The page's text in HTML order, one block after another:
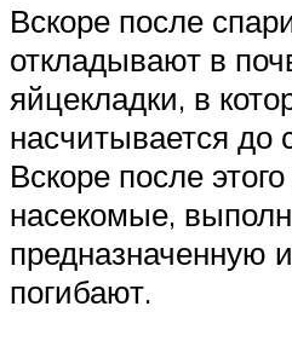
Вскоре после
откладывают в
яйцекладки, в
насчитывается до
Вскоре после
насекомые,
предназначенную
погибают.